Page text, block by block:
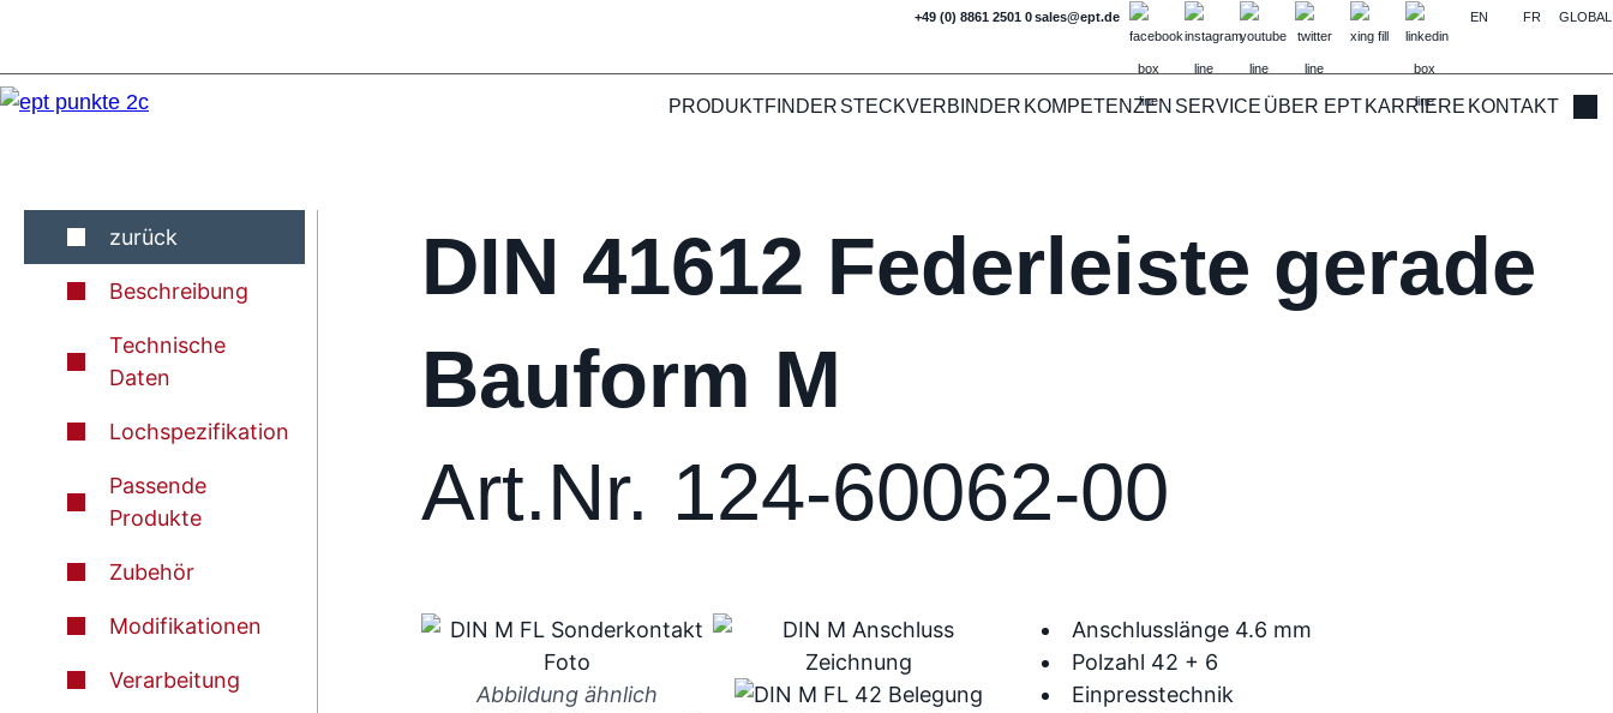
+49 (0) 8861 2501 0sales@ept.de EN FR GLOBAL
PRODUKTFINDER STECKVERBINDER KOMPETENZEN SERVICE ÜBER EPTKARRIERE KONTAKT
zurück
Beschreibung
Technische
Daten
Lochspezifikation
Passende
Produkte
Zubehör
Modifikationen
Verarbeitung
DIN 41612 Federleiste gerade
Bauform M
Art.Nr. 124-60062-00
Abbildung ähnlich
Anschlusslänge 4.6 mm
Polzahl 42 + 6
Einpresstechnik